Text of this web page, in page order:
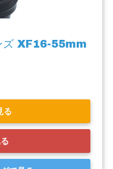
ズ XF16-55mm
る